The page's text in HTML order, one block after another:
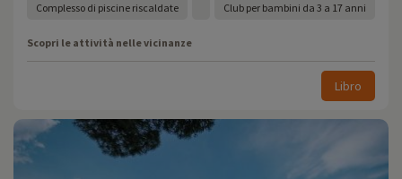
Complesso di piscine riscaldate Club per bambini da 3 a 17 anni
Scopri le attività nelle vicinanze
Libro